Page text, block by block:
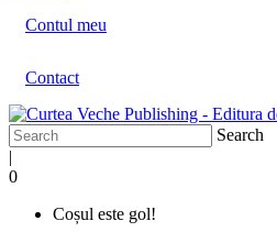
Contul meu
Contact
Search
|
0
Coșul este gol!